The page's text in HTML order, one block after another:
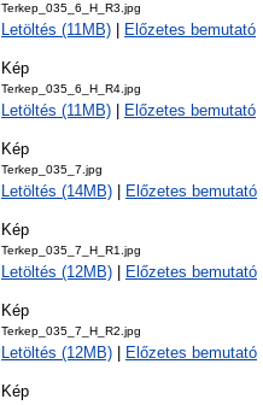
Terkep_035_6_H_R3.jpg
Letöltés (11MB) Előzetes bemutató
Kép
Terkep_035_6_H_R4.jpg
Letöltés (11MB) Előzetes bemutató
Kép
Terkep_035_7.jpg
Letöltés (14MB) Előzetes bemutató
Kép
Terkep_035_7_H_R1.jpg
Letöltés (12MB) Előzetes bemutató
Kép
Terkep_035_7_H_R2.jpg
Letöltés (12MB) Előzetes bemutató
Kép